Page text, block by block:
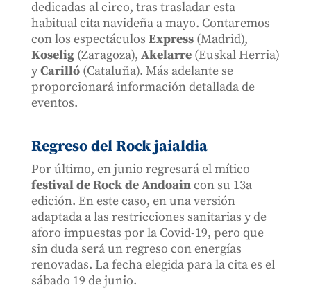
dedicadas al circo, tras trasladar esta
habitual cita navideña a mayo. Contaremos
con los espectáculos Express(Madrid),
Koselig(Zaragoza), Akelarre(Euskal Herria)
yCarilló(Cataluña). Más adelante se
proporcionará información detallada de
eventos.
Regreso del Rock jaialdia
Por último, en junio regresará el mítico
festival de Rock de Andoaincon su 13a
edición. En este caso, en una versión
adaptada a las restricciones sanitarias y de
aforo impuestas por la Covid-19, pero que
sin duda será un regreso con energías
renovadas. La fecha elegida para la cita es el
sábado 19 de junio.